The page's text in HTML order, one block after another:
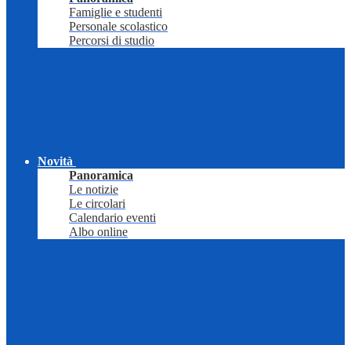
Famiglie e studenti
Personale scolastico
Percorsi di studio
Novità
Panoramica
Le notizie
Le circolari
Calendario eventi
Albo online